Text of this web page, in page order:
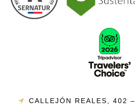
CALLEJÓN REALES, 402